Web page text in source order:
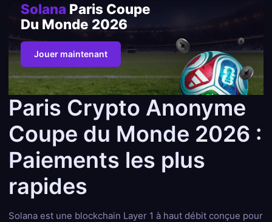
Solana Paris Coupe
Du Monde 2026
Jouer maintenant
Paris Crypto Anonyme
Coupe du Monde 2026 :
Paiements les plus
rapides
Solana est une blockchain Layer 1 à haut débit conçue pour